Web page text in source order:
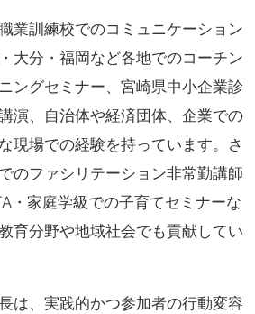
業訓練校でのコミュニケーション
大分・福岡など各地でのコーチン
ングセミナー、宮崎県中小企業診
演、自治体や経済団体、企業での
現場での経験を持っています。さ
のファシリテーション非常勤講師
・家庭学級での子育てセミナーな
育分野や地域社会でも貢献してい
は、実践的かつ参加者の行動変容